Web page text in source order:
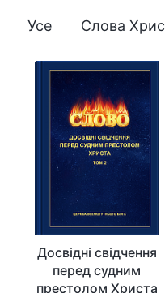
Усе Слова
Досвідні свідчення
перед судним
престолом Христа